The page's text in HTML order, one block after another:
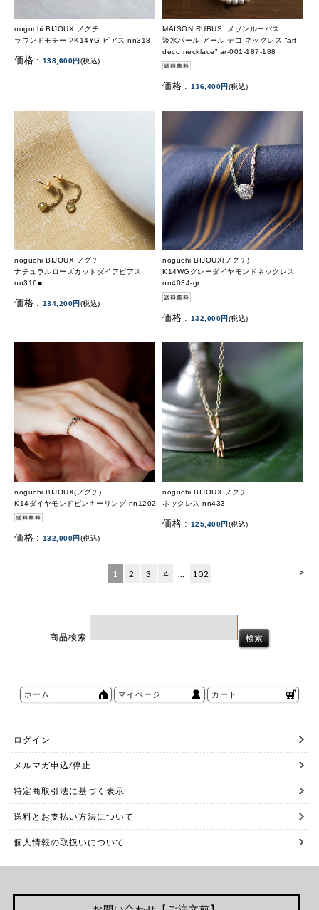
noguchi BIJOUX ノグチ
ラウンドモチーフK14YG ピアス nn318
価格 : 138,600円(税込)
MAISON RUBUS. メゾンルーバス
淡水パール アール デコ ネックレス “art
deco necklace” ar-001-187-188
価格 : 136,400円 (税込)
noguchi BIJOUX ノグチ
ナチュラルローズカットダイアピアス
nn316■
価格 : 134,200円 (税込)
noguchi BIJOUX(ノグチ)
K14WGグレーダイヤモンドネックレス
nn4034-gr
価格 : 132,000円(税込)
noguchi BIJOUX(ノグチ)
K14ダイヤモンドピンキーリング nn1202
価格 : 132,000円 (税込)
noguchi BIJOUX ノグチ
ネックレス nn433
価格 : 125,400円(税込)
>
1 2 3 4 … 102
商品検索
ホーム マイページ カート
ログイン
メルマガ申込/停止
特定商取引法に基づく表示
送料とお支払い方法について
個人情報の取扱いについて